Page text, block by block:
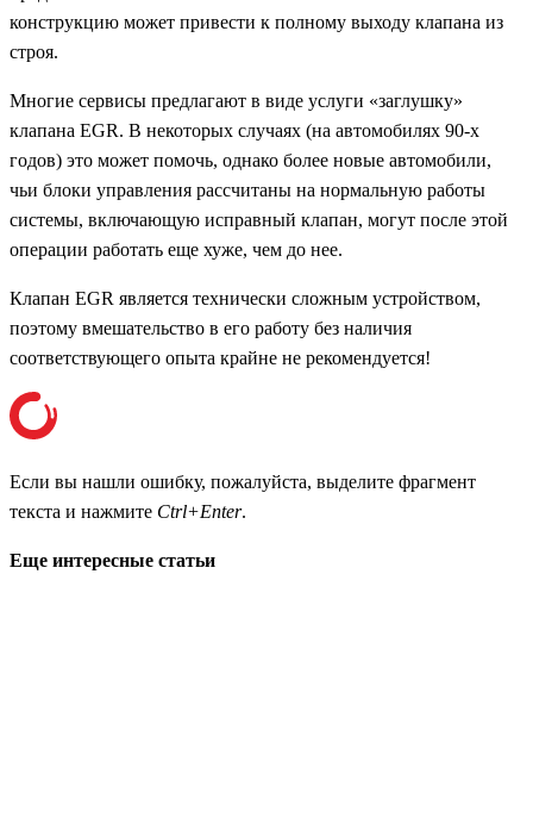
конструкцию может привести к полному выходу клапана из
строя.
Многие сервисы предлагают в виде услуги «заглушку»
клапана EGR. В некоторых случаях (на автомобилях 90-х
годов) это может помочь, однако более новые автомобили,
чьи блоки управления рассчитаны на нормальную работы
системы, включающую исправный клапан, могут после этой
операции работать еще хуже, чем до нее.
Клапан EGR является технически сложным устройством,
поэтому вмешательство в его работу без наличия
соответствующего опыта крайне не рекомендуется!
Если вы нашли ошибку, пожалуйста, выделите фрагмент
текста и нажмите Ctrl+Enter.
Еще интересные статьи